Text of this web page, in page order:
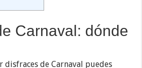
Carnaval: dónde
disfraces de Carnaval puedes